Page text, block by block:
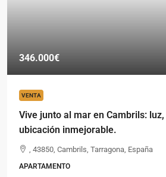
346.000€
VENTA
Vive junto al mar en Cambrils:
ubicación inmejorable.
, 43850, Cambrils, Tarragona, España
APARTAMENTO